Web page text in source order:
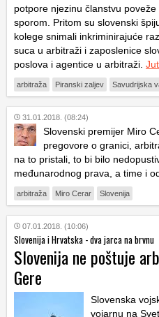
potpore njezinu članstvu
sporom. Pritom su slovenski
kolege snimali inkriminirajuće
suca u arbitraži i zaposlenice
poslova i agentice u arbitraži.
arbitraža Piranski zaljev Savudrijska
31.01.2018. (08:24)
Slovenski premijer Miro
pregovore o granici,
na to pristali, to bi bilo
međunarodnog prava, a time i
arbitraža Miro Cerar Slovenija
07.01.2018. (10:06)
Slovenija i Hrvatska - dva jarca na brvnu
Slovenija ne poštuje
Gere
Slovenska
vojarnu na